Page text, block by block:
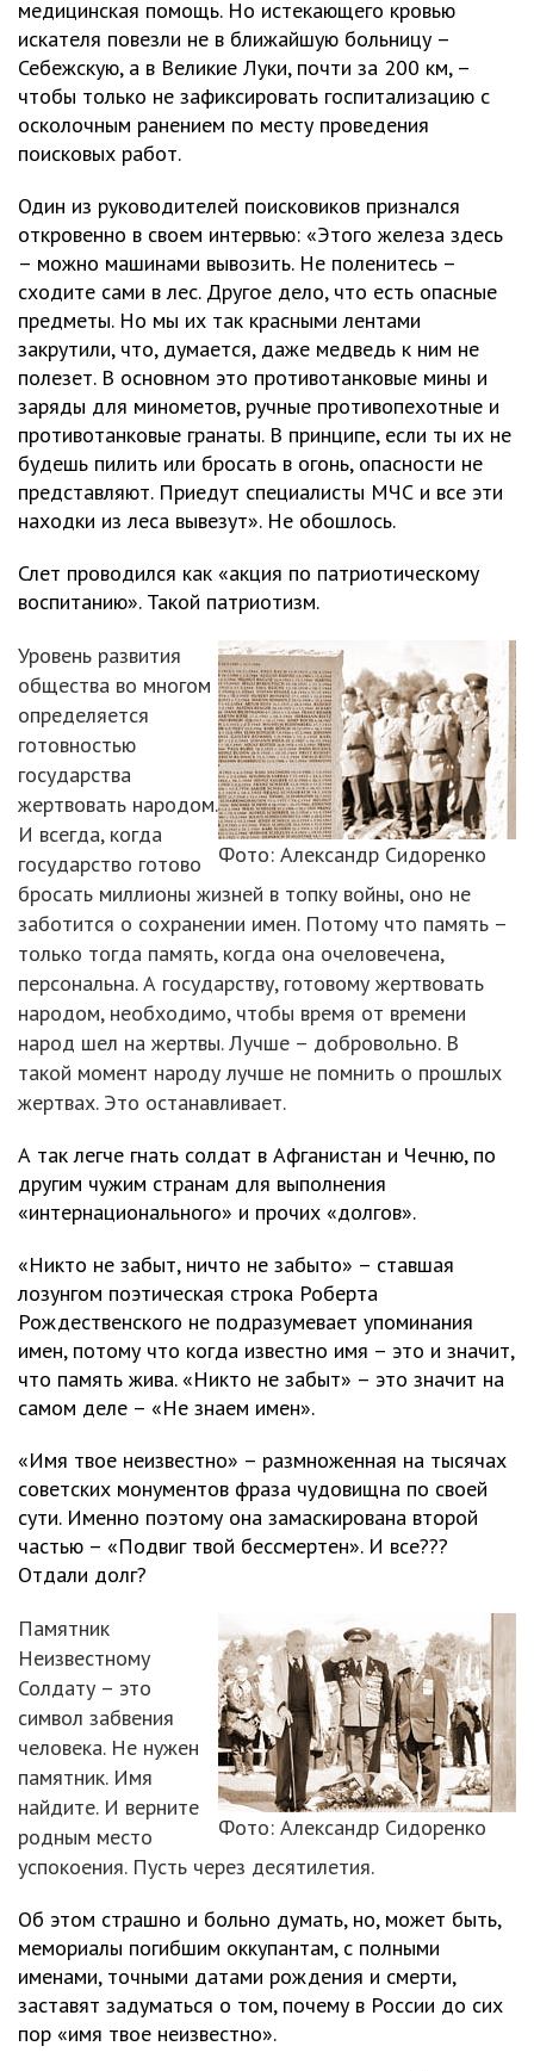
медицинская помощь. Но истекающего кровью
искателя повезли не в ближайшую больницу –
Себежскую, а в Великие Луки, почти за 200 км, –
чтобы только не зафиксировать госпитализацию с
осколочным ранением по месту проведения
поисковых работ.
Один из руководителей поисковиков признался
откровенно в своем интервью: «Этого железа здесь
– можно машинами вывозить. Не поленитесь –
сходите сами в лес. Другое дело, что есть опасные
предметы. Но мы их так красными лентами
закрутили, что, думается, даже медведь к ним не
полезет. В основном это противотанковые мины и
заряды для минометов, ручные противопехотные и
противотанковые гранаты. В принципе, если ты их не
будешь пилить или бросать в огонь, опасности не
представляют. Приедут специалисты МЧС и все эти
находки из леса вывезут». Не обошлось.
Слет проводился как «акция по патриотическому
воспитанию». Такой патриотизм.
Фото: Александр Сидоренко
Уровень развития
общества во многом
определяется
готовностью
государства
жертвовать народом.
И всегда, когда
государство готово
бросать миллионы жизней в топку войны, оно не
заботится о сохранении имен. Потому что память –
только тогда память, когда она очеловечена,
персональна. А государству, готовому жертвовать
народом, необходимо, чтобы время от времени
народ шел на жертвы. Лучше – добровольно. В
такой момент народу лучше не помнить о прошлых
жертвах. Это останавливает.
А так легче гнать солдат в Афганистан и Чечню, по
другим чужим странам для выполнения
«интернационального» и прочих «долгов».
«Никто не забыт, ничто не забыто» – ставшая
лозунгом поэтическая строка Роберта
Рождественского не подразумевает упоминания
имен, потому что когда известно имя – это и значит,
что память жива. «Никто не забыт» – это значит на
самом деле – «Не знаем имен».
«Имя твое неизвестно» – размноженная на тысячах
советских монументов фраза чудовищна по своей
сути. Именно поэтому она замаскирована второй
частью – «Подвиг твой бессмертен». И все???
Отдали долг?
Фото: Александр Сидоренко
Памятник
Неизвестному
Солдату – это
символ забвения
человека. Не нужен
памятник. Имя
найдите. И верните
родным место
успокоения. Пусть через десятилетия.
Об этом страшно и больно думать, но, может быть,
мемориалы погибшим оккупантам, с полными
именами, точными датами рождения и смерти,
заставят задуматься о том, почему в России до сих
пор «имя твое неизвестно».